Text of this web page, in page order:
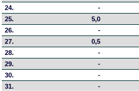
24.
-
25.
5,0
26.
-
27.
0,5
28.
-
29.
-
30.
-
31.
-